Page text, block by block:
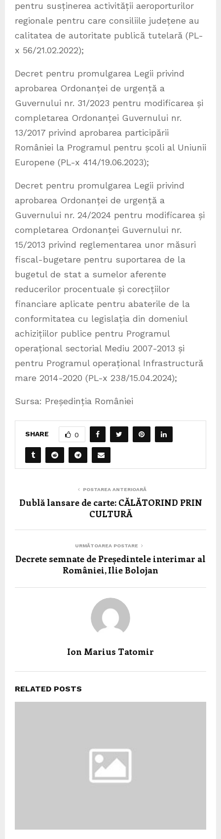
pentru susținerea activității aeroporturilor
regionale pentru care consiliile județene au
calitatea de autoritate publică tutelară (PL-
x 56/21.02.2022);
Decret pentru promulgarea Legii privind
aprobarea Ordonanței de urgență a
Guvernului nr. 31/2023 pentru modificarea și
completarea Ordonanței Guvernului nr.
13/2017 privind aprobarea participării
României la Programul pentru școli al Uniunii
Europene (PL-x 414/19.06.2023);
Decret pentru promulgarea Legii privind
aprobarea Ordonanței de urgență a
Guvernului nr. 24/2024 pentru modificarea și
completarea Ordonanței Guvernului nr.
15/2013 privind reglementarea unor măsuri
fiscal-bugetare pentru suportarea de la
bugetul de stat a sumelor aferente
reducerilor procentuale și corecțiilor
financiare aplicate pentru abaterile de la
conformitatea cu legislația din domeniul
achizițiilor publice pentru Programul
operațional sectorial Mediu 2007-2013 și
pentru Programul operațional Infrastructură
mare 2014-2020 (PL-x 238/15.04.2024);
Sursa: Președinția României
SHARE 0
POSTAREA ANTERIOARĂ
Dublă lansare de carte: CĂLĂTORIND PRIN
CULTURĂ
URMĂTOAREA POSTARE
Decrete semnate de Președintele interimar al
României, Ilie Bolojan
Ion Marius Tatomir
RELATED POSTS